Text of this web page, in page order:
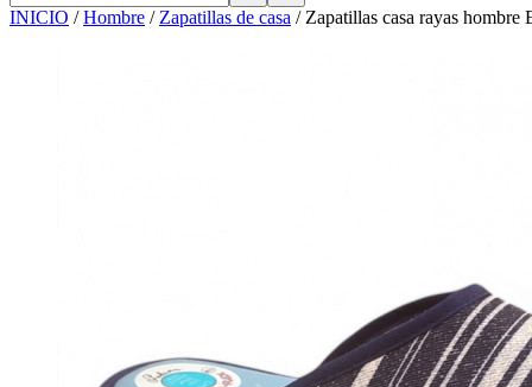
INICIO /Hombre / Zapatillas de casa / Zapatillas casa rayas